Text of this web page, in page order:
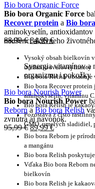
Bio bora Organic Force
Bio bora Organic Force
Recover protein a Bio
aminokyselín,
nadšenci aktívneho
Vysoký obsah bielkovín
udržaniu svalovej hmoty
Bio bora Relish
Bio bora Recover
aminokyselín, vitamínu
Bio bora Relish je
Pozostáva z čisto
GMO, umelých sladidiel,
88,99€ 84,99€
Synergia vitamínov a
organizmu i pokožky
Bio bora Nourish Power
Bio bora Nourish Power
RebornaBio bora Relish
zvnútra aj navonok.
Bio bora Reborn je
a mangánu
Bio bora Relish
Vďaka Bio bora Reborn
bielkovín
Bio bora Relish je
95,99€ 89,99€